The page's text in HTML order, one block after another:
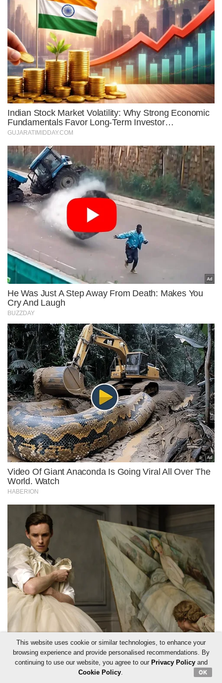
This website uses cookie or similar technologies, to enhance your
browsing experience and provide personalised recommendations. By
continuing to use our website, you agree to our Privacy Policyand
Cookie Policy. OK